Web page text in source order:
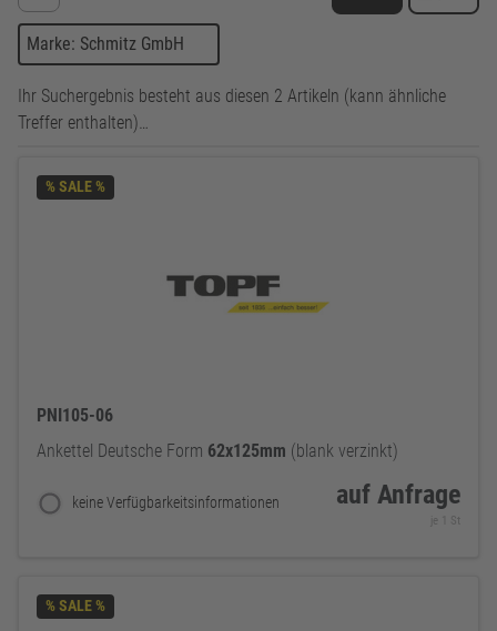
Marke: Schmitz GmbH
Ihr Suchergebnis besteht aus diesen 2 Artikeln (kann ähnliche
Treffer enthalten)…
% SALE %
PNI105-06
Ankettel Deutsche Form 62x125mm (blank verzinkt)
keine Verfügbarkeitsinformationen auf Anfrage
je 1 St
% SALE %